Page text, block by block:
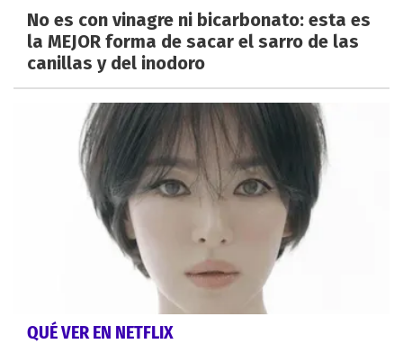
No es con vinagre ni bicarbonato: esta es
la MEJOR forma de sacar el sarro de las
canillas y del inodoro
QUÉ VER EN NETFLIX